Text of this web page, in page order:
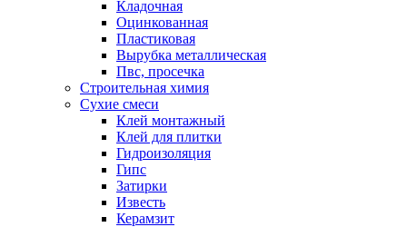
Кладочная
Оцинкованная
Пластиковая
Вырубка металлическая
Пвс, просечка
Строительная химия
Сухие смеси
Клей монтажный
Клей для плитки
Гидроизоляция
Гипс
Затирки
Известь
Керамзит